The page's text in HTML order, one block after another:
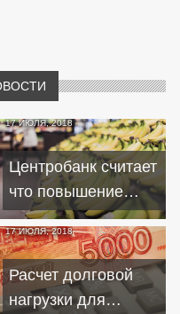
17 ИЮЛЯ, 2018
Центробанк считает
что повышение
НДС ускорит
инфляцию
17 ИЮЛЯ, 2018
Расчет долговой
нагрузки для